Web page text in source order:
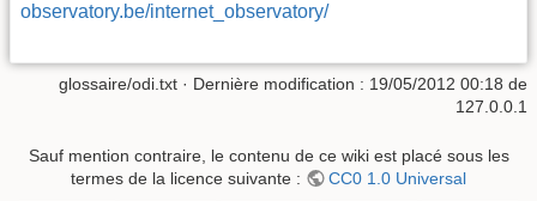
observatory.be/internet_observatory/
glossaire/odi.txt · Dernière modification : 19/05/2012 00:18 de
127.0.0.1
Sauf mention contraire, le contenu de ce wiki est placé sous les
termes de la licence suivante :
CC0 1.0 Universal